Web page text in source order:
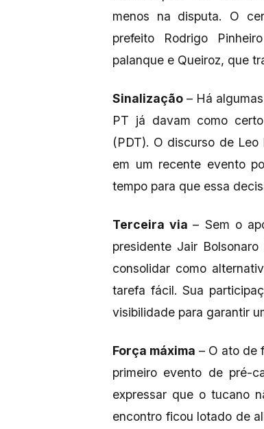
menos na disputa. O
prefeito Rodrigo
palanque e Queiroz, que
Sinalização – Há
PT já davam como
(PDT). O discurso de
em um recente evento
tempo para que essa
Terceira via– Sem o
presidente Jair
consolidar como
tarefa fácil. Sua
visibilidade para garantir
Força máxima – O ato de
primeiro evento de pré-
expressar que o tucano
encontro ficou lotado de